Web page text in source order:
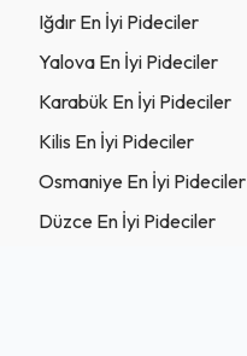
Iğdır En İyi Pideciler
Yalova En İyi Pideciler
Karabük En İyi Pideciler
Kilis En İyi Pideciler
Osmaniye En İyi Pideciler
Düzce En İyi Pideciler